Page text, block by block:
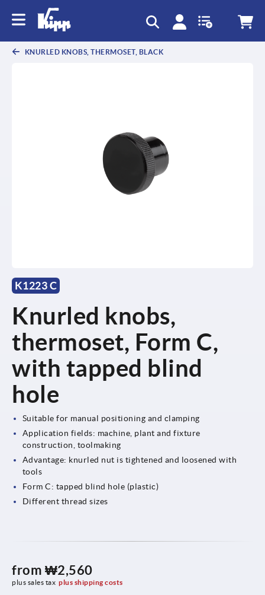
KNURLED KNOBS, THERMOSET, BLACK
K1223 C
Knurled knobs,
thermoset, Form C,
with tapped blind
hole
Suitable for manual positioning and clamping
Application fields: machine, plant and fixture
construction, toolmaking
Advantage: knurled nut is tightened and loosened with
tools
Form C: tapped blind hole (plastic)
Different thread sizes
from ₩2,560
plus sales tax plus shipping costs